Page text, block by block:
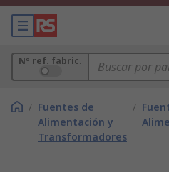
Nº ref. fabric.
/ Fuentes de
Alimentación y
Transformadores
/